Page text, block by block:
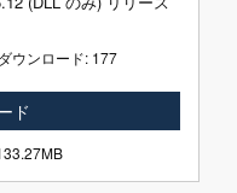
ダウンロード: 177
ド